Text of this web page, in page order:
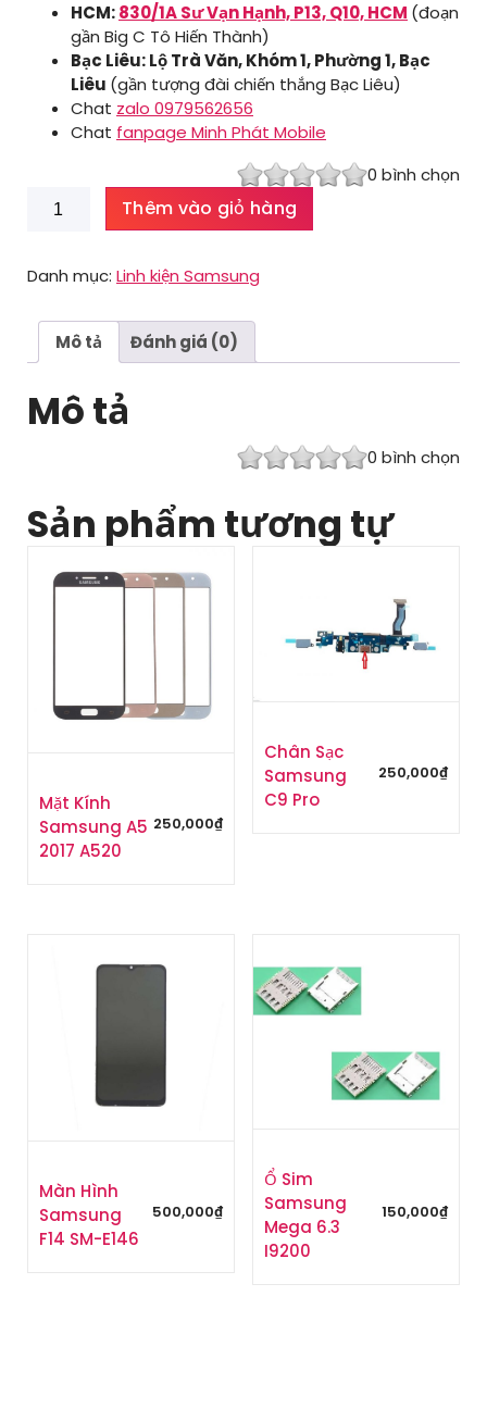
HCM:830/1A Sư Vạn Hạnh, P13, Q10, HCM (đoạn
gần Big C Tô Hiến Thành)
Bạc Liêu: Lộ Trà Văn, Khóm 1, Phường 1, Bạc
Liêu (gần tượng đài chiến thắng Bạc Liêu)
Chat zalo 0979562656
Chat fanpage Minh Phát Mobile
0 bình chọn
Chân
3
lượng
Thêm vào giỏ hàng
Danh mục: Linh kiện Samsung
Mô tả Đánh giá (0)
Mô tả
0 bình chọn
Sản phẩm tương tự
Mặt Kính
Samsung A5
2017 A520
250,000₫
Chân Sạc
Samsung
C9 Pro
250,000₫
Màn Hình
Samsung
F14 SM-E146
500,000₫
Ổ Sim
Samsung
Mega 6.3
I9200
150,000₫